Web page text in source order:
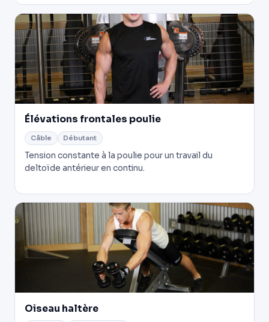
Élévations frontales poulie
Câble Débutant
Tension constante à la poulie pour un travail du
deltoïde antérieur en continu.
Oiseau haltère